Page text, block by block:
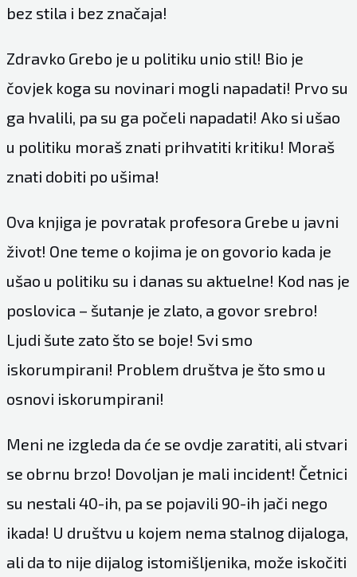
bez stila i bez značaja!
Zdravko Grebo je u politiku unio stil! Bio je
čovjek koga su novinari mogli napadati! Prvo su
ga hvalili, pa su ga počeli napadati! Ako si ušao
u politiku moraš znati prihvatiti kritiku! Moraš
znati dobiti po ušima!
Ova knjiga je povratak profesora Grebe u javni
život! One teme o kojima je on govorio kada je
ušao u politiku su i danas su aktuelne! Kod nas je
poslovica – šutanje je zlato, a govor srebro!
Ljudi šute zato što se boje! Svi smo
iskorumpirani! Problem društva je što smo u
osnovi iskorumpirani!
Meni ne izgleda da će se ovdje zaratiti, ali stvari
se obrnu brzo! Dovoljan je mali incident! Četnici
su nestali 40-ih, pa se pojavili 90-ih jači nego
ikada! U društvu u kojem nema stalnog dijaloga,
ali da to nije dijalog istomišljenika, može iskočiti